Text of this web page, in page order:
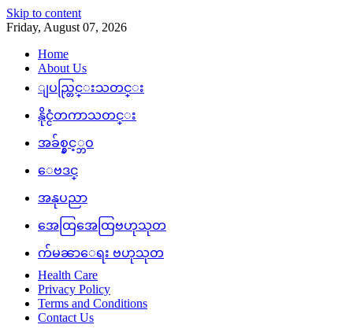
Skip to content
Friday, August 07, 2026
Home
About Us
ျပည္တြင္းသတင္း
နိုင္ငံတကာသတင္း
အခ်စ္နွင့္ဘဝ
ေဗဒင္
အနုပညာ
အေထြအေထြဗဟုသုတ
က်မၼာေရး ဗဟုသုတ
Health Care
Privacy Policy
Terms and Conditions
Contact Us